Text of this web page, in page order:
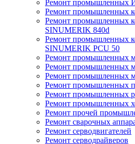
Ремонт промышленных
Ремонт промышленных
Ремонт промышленных
SINUMERIK 840d
Ремонт промышленных
SINUMERIK PCU 50
Ремонт промышленных
Ремонт промышленных
Ремонт промышленных
Ремонт промышленных
Ремонт промышленных
Ремонт промышленных
Ремонт прочей
Ремонт сварочных
Ремонт серводвигателей
Ремонт серводрайверов